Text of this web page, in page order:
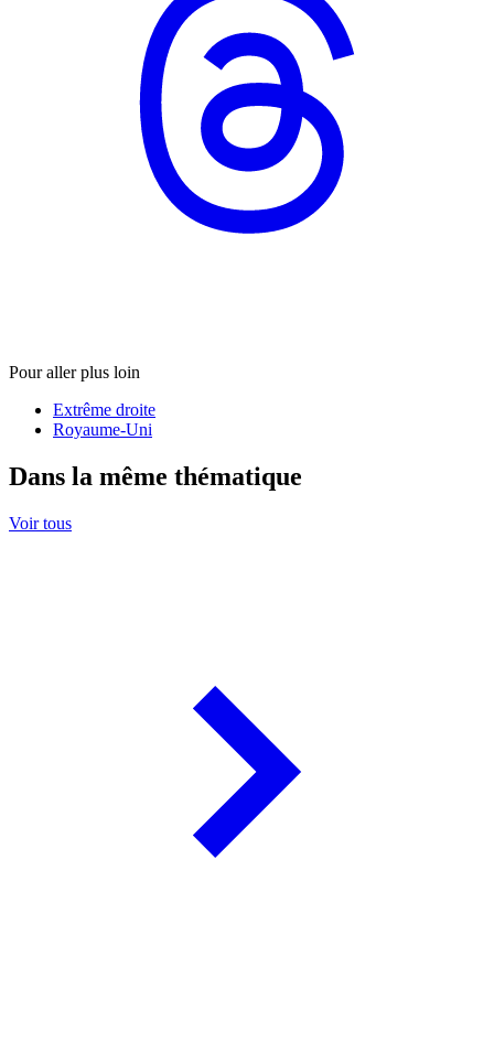
Pour aller plus loin
Extrême droite
Royaume-Uni
Dans la même thématique
Voir tous